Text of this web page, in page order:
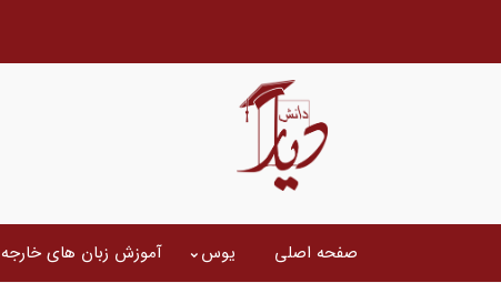
صفحه اصلی یوس آموزش زبان های خارجه